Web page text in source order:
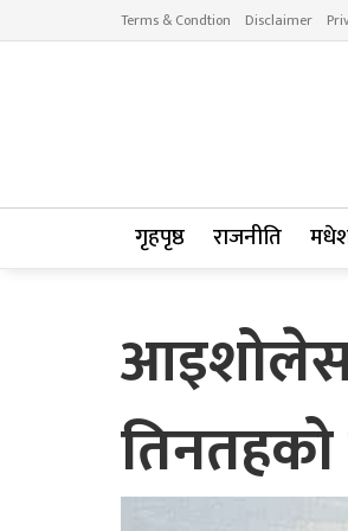
Terms & Condtion Disclaimer
गृहपृष्ठ राजनीति